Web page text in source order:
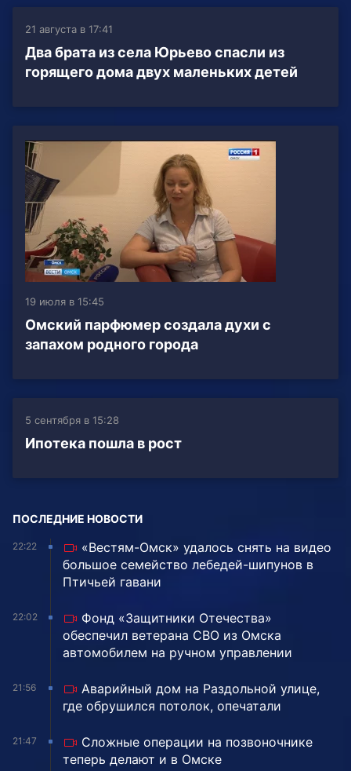
21 августа в 17:41
Два брата из села Юрьево спасли из
горящего дома двух маленьких детей
19 июля в 15:45
Омский парфюмер создала духи с
запахом родного города
5 сентября в 15:28
Ипотека пошла в рост
ПОСЛЕДНИЕ НОВОСТИ
22:22
«Вестям-Омск» удалось снять на видео
большое семейство лебедей-шипунов в
Птичьей гавани
22:02
Фонд «Защитники Отечества»
обеспечил ветерана СВО из Омска
автомобилем на ручном управлении
21:56
Аварийный дом на Раздольной улице,
где обрушился потолок, опечатали
21:47
Сложные операции на позвоночнике
теперь делают и в Омске